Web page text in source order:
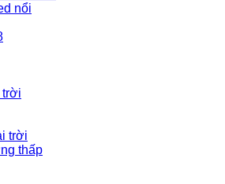
nổi
trời
trời
thấp